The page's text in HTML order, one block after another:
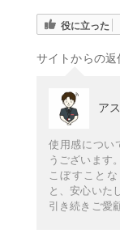
役に立った
サイトからの返
ア
使用感につい
うございます。
こぼすこと
と、安心いた
引き続きご愛